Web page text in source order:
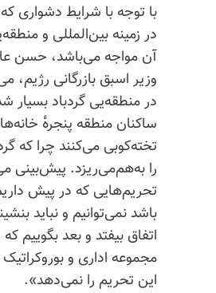
با توجه با شرایط دشواری
در زمینه بین‌المللی و
آن مواجه می‌باشد، حسن
وزیر اسبق بازرگانی رژیم،
در منطقه‌‌یی گردباد بسیار
ساکنان منطقه پنجره‌ٔ
تخته‌کوبی می‌کنند چرا که
را به‌هم‌می‌ریزد. پیش‌بینی
تحریم‌هایی که در پیش
باشد نمی‌توانیم و نباید
اتفاق بیفتد و بعد بگوییم
مجموعه اداری و
این تحریم را نمی‌دهد».